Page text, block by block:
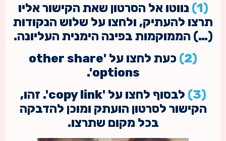
(1)
נווטו אל הסרטון שאת הקישור אליו
תרצו להעתיק, ולחצו על שלוש הנקודות
(…) הממוקמות בפינה הימנית העליונה.
(2)
כעת לחצו על 'other share
options'.
(3)
לבסוף לחצו על 'copy link'. זהו,
הקישור לסרטון הועתק ומוכן להדבקה
בכל מקום שתרצו.